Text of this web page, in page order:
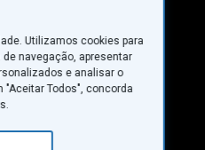
Utilizamos cookies para
navegação, apresentar
e analisar o
Todos", concorda